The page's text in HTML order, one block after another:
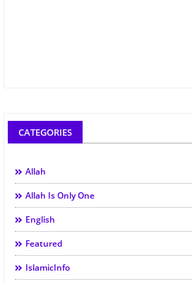
CATEGORIES
Allah
Allah Is Only One
English
Featured
IslamicInfo